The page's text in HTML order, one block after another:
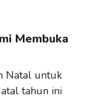
Membuka
Natal untuk
tahun ini